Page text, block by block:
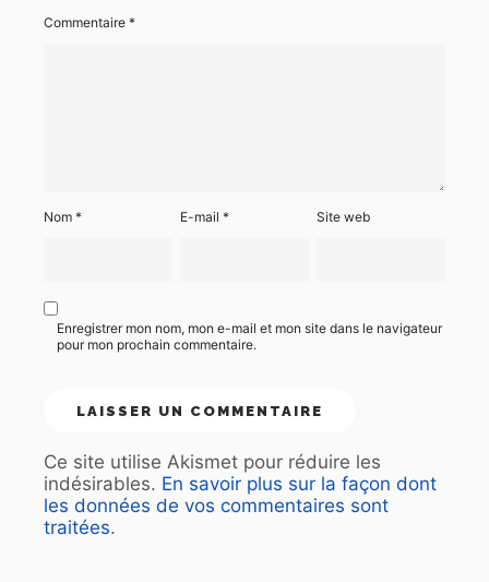
Commentaire *
Nom * E-mail* Site web
Enregistrer mon nom, mon e-mail et mon site dans le navigateur
pour mon prochain commentaire.
Ce site utilise Akismet pour réduire les
indésirables. En savoir plus sur la façon dont
les données de vos commentaires sont
traitées.